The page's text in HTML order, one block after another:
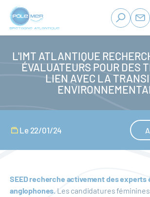
Panneau de gestion des cookies
Aller
contenu
L'IMT ATLANTIQUE
ÉVALUATEURS POUR DES
LIEN AVEC LA
Le 22/01/24
SEED recherche activement des experts
anglophones. Les candidatures